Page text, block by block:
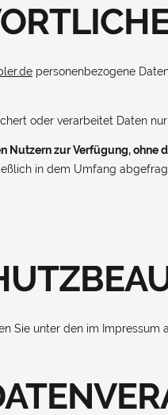
personenbezogene
oder verarbeitet Daten
Nutzern zur Verfügung, ohne
in dem Umfang
Sie unter den im Impressum